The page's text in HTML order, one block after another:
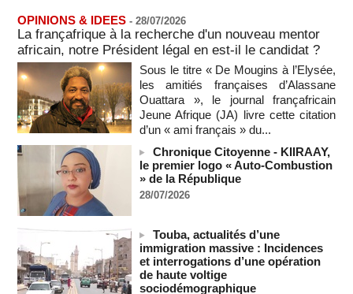
SENEGAL - Les Unes de la presse quotidienne du 7 août
2026
07/08/2026 -MOMO ALADJI
L'Iran annonce le démantèlement d'un réseau du Mossad
dans la province de Kerman
06/08/2026 -
Cédéao : le PAPS veut renforcer son efficacité opérationnelle
06/08/2026 -
L'armée nigériane obtient une hausse salariale historique
06/08/2026 -
Au Nigeria, plus de 300 victimes d’enlèvements ont été
libérées
Au Nigeria, plus de 300 victimes d’enlèvements ont été
libérées
06/08/2026 -
OPINIONS & IDEES - 28/07/2026
La françafrique à la recherche d'un nouveau mentor
africain, notre Président légal en est-il le candidat ?
Sous le titre « De Mougins à l’Elysée,
les amitiés françaises d’Alassane
Ouattara », le journal françafricain
Jeune Afrique (JA) livre cette citation
d’un « ami français » du...
Chronique Citoyenne - KIIRAAY,
le premier logo « Auto-Combustion
» de la République
28/07/2026
Touba, actualités d’une
immigration massive : Incidences
et interrogations d’une opération
de haute voltige
sociodémographique